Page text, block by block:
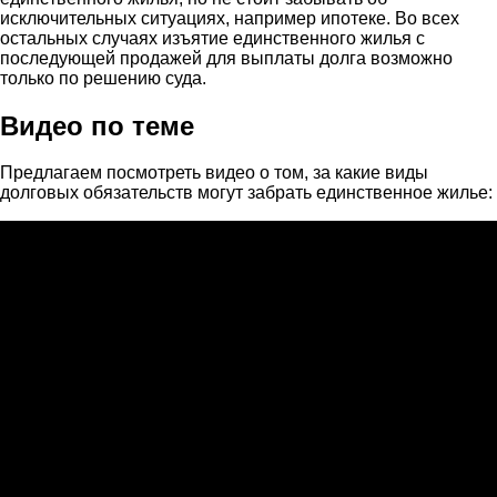
исключительных ситуациях, например ипотеке. Во всех
остальных случаях изъятие единственного жилья с
последующей продажей для выплаты долга возможно
только по решению суда.
Видео по теме
Предлагаем посмотреть видео о том, за какие виды
долговых обязательств могут забрать единственное жилье: